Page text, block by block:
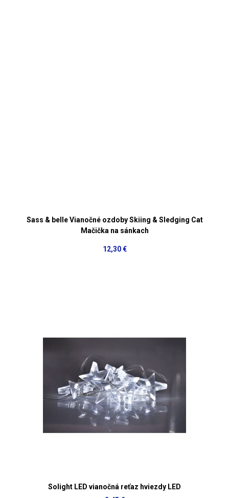
Sass & belle Vianočné ozdoby Skiing & Sledging Cat
Mačička na sánkach
12,30 €
Solight LED vianočná reťaz hviezdy LED